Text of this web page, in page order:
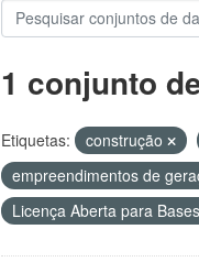
1 conjunto
Etiquetas: construção
empreendimentos de
Licença Aberta para